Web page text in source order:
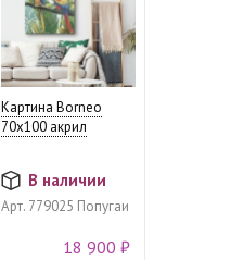
Картина Borneo
70х100 акрил
В наличии
Арт.779025 Попугаи
18 900 ₽